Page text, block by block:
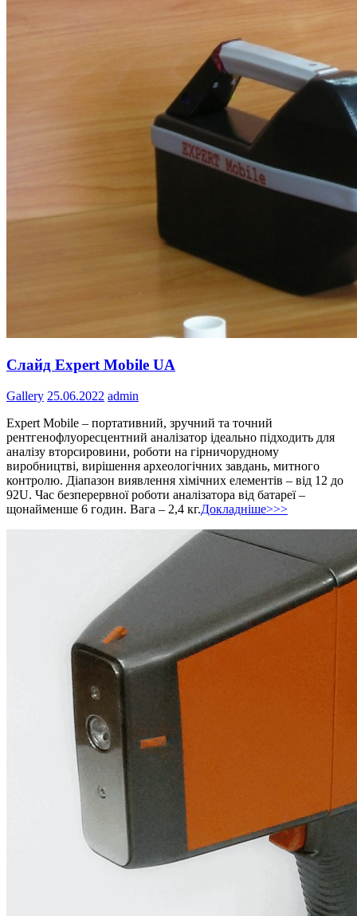
Слайд Expert Mobile UA
Gallery 25.06.2022 admin
Expert Mobile – портативний, зручний та точний
рентгенофлуоресцентний аналізатор ідеально підходить для
аналізу вторсировини, роботи на гірничорудному
виробництві, вирішення археологічних завдань, митного
контролю. Діапазон виявлення хімічних елементів – від 12 до
92U. Час безперервної роботи аналізатора від батареї –
щонайменше 6 годин. Вага – 2,4 кг.Докладніше>>>